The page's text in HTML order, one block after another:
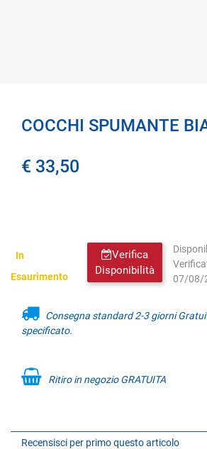
COCCHI SPUMANTE
€ 33,50
Verifica
Disponibilità
In
Esaurimento
07/08/
Consegna standard 2-3 giorni
specificato.
Ritiro in negozio GRATUITA
Recensisci per primo questo articolo